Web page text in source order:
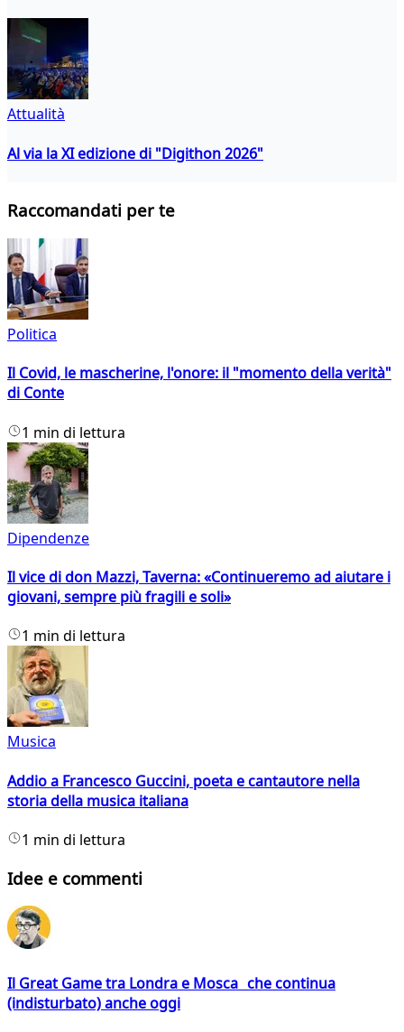
Attualità
Al via la XI edizione di "Digithon 2026"
Raccomandati per te
Politica
Il Covid, le mascherine, l'onore: il "momento della verità"
di Conte
1 min di lettura
Dipendenze
Il vice di don Mazzi, Taverna: «Continueremo ad aiutare i
giovani, sempre più fragili e soli»
1 min di lettura
Musica
Addio a Francesco Guccini, poeta e cantautore nella
storia della musica italiana
1 min di lettura
Idee e commenti
Il Great Game tra Londra e Mosca che continua
(indisturbato) anche oggi